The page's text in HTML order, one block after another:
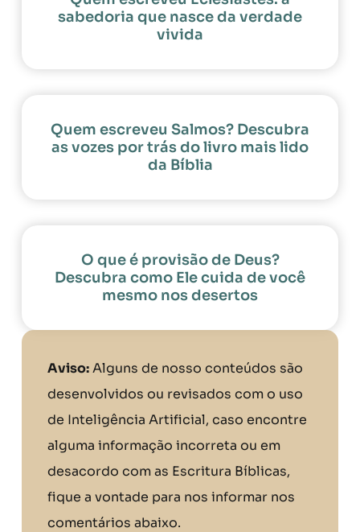
sabedoria que nasce da verdade
vivida
Quem escreveu Salmos? Descubra
as vozes por trás do livro mais lido
da Bíblia
O que é provisão de Deus?
Descubra como Ele cuida de você
mesmo nos desertos
Aviso:Alguns de nosso conteúdos são
desenvolvidos ou revisados com o uso
de Inteligência Artificial, caso encontre
alguma informação incorreta ou em
desacordo com as Escritura Bíblicas,
fique a vontade para nos informar nos
comentários abaixo.